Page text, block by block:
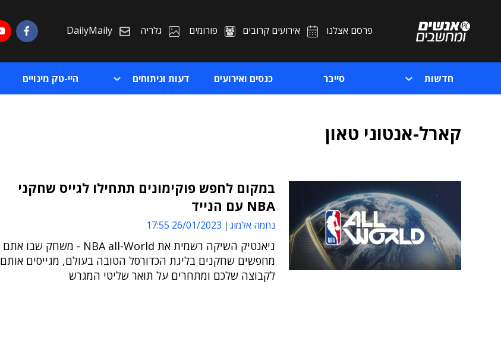
פרסם אצלנו אירועים קרובים פורומים גלריה DailyMaily
חדשות סייבר כנסים ואירועים דעות וניתוחים היי-טק מינויים
קארל-אנטוני טאון
במקום לחפש פוקימונים תתחילו לגייס שחקני
NBA עם הנייד
נחמה אלמוג 26/01/2023 17:55
ניאנטיק השיקה רשמית את NBA all-World - משחק שבו אתם
מחפשים שחקנים בליגת הכדורסל הטובה בעולם, מגייסים אותם
לקבוצה שלכם ומתחרים על תואר שליטי המגרש